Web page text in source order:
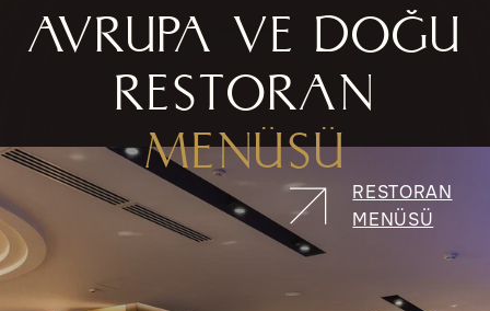
AVRUPA VE DOĞU
RESTORAN
MENÜSÜ
RESTORAN
MENÜSÜ